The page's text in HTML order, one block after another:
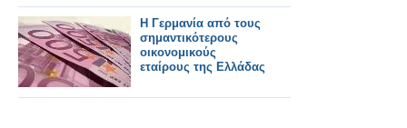
Η Γερμανία από τους
σημαντικότερους
οικονομικούς
εταίρους της Ελλάδας